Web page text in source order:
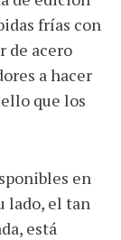
frías con
de acero
a hacer
que los
en
lado, el tan
está